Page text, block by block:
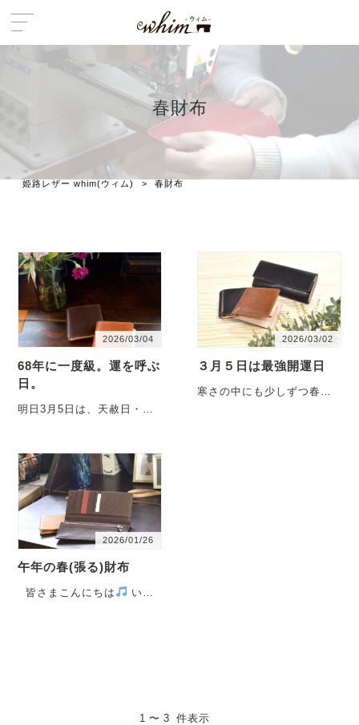
春財布
姫路レザー whim(ウィム) > 春財布
2026/03/04
68年に一度級。運を呼ぶ
日。
明日3月5日は、天赦日・一
準備が間に合わないか
も・・・
2026/03/02
３月５日は最強開運日
寒さの中にも少しずつ春の
2026/01/26
午年の春(張る)財布
皆さまこんにちは
いつ
1 〜 3 件表示